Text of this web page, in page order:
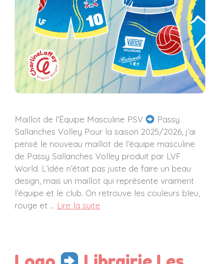
Maillot de l’Équipe Masculine PSV
Passy
Sallanches Volley Pour la saison 2025/2026, j’ai
pensé le nouveau maillot de l’équipe masculine
de Passy Sallanches Volley produit par LVF
World. L’idée n’était pas juste de faire un beau
design, mais un maillot qui représente vraiment
l’équipe et le club. On retrouve les couleurs bleu,
rouge et … Lire la suite